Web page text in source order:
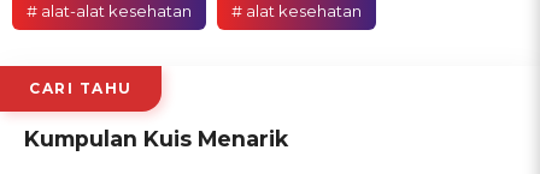
# alat-alat kesehatan # alat kesehatan
CARI TAHU
Kumpulan Kuis Menarik